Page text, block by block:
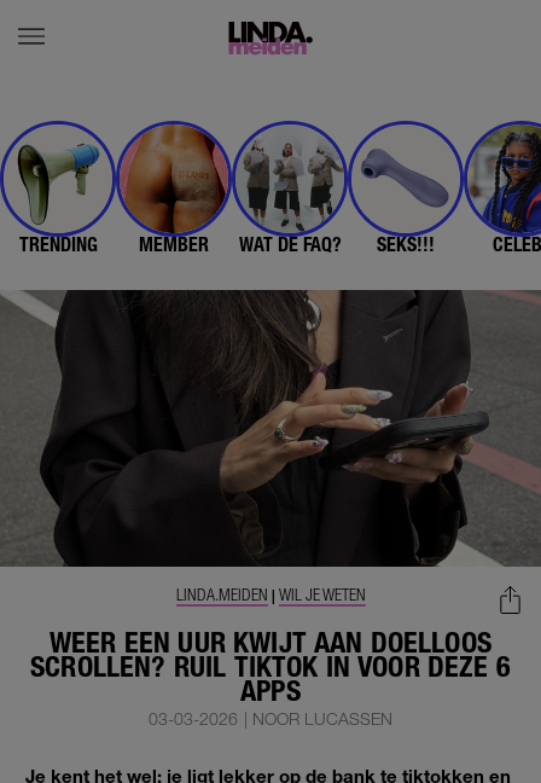
TRENDING MEMBER WAT DE FAQ? SEKS!!!
WEER EEN UUR KWIJT AAN DOELLOOS
SCROLLEN? RUIL TIKTOK IN VOOR DEZE 6
APPS
LINDA.MEIDEN | WIL JE WETEN
03-03-2026 | NOOR LUCASSEN
Je kent het wel: je ligt lekker op de bank te tiktokken en